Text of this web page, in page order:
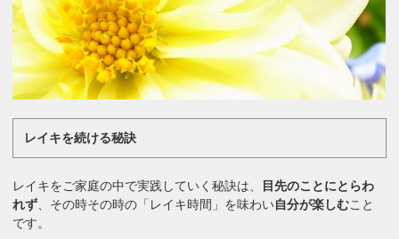
レイキを続ける秘訣
レイキをご家庭の中で実践していく秘訣は、
目先のことにとらわ
れず 、その時その時の「レイキ時間」を味わい自分が楽しむこと
です。